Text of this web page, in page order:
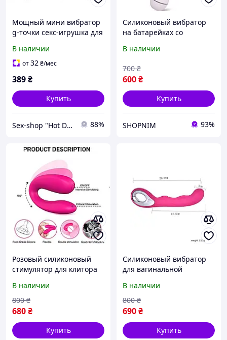
Мощный мини вибратор
g-точки секс-игрушка для
получить новые
ощущения?
В наличии
от32₴/мес
389₴
Купить
Sex-shop "Hot Dreams" 88%
Силиконовый вибратор
на батарейках со
В наличии
600₴
700 ₴
Купить
SHOPNIM 93%
Розовый силиконовый
стимулятор для клитора
В наличии
680₴
800 ₴
Купить
Силиконовый вибратор
для вагинальной
ручка с отверстием,
перезаряжаемый
В наличии
690₴
800 ₴
Купить